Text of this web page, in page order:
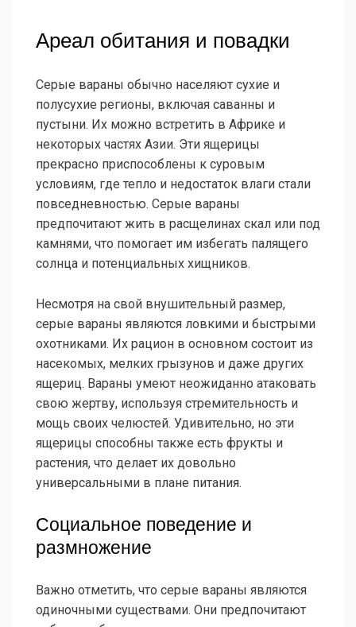
Ареал обитания и повадки
Серые вараны обычно населяют сухие и
полусухие регионы, включая саванны и
пустыни. Их можно встретить в Африке и
некоторых частях Азии. Эти ящерицы
прекрасно приспособлены к суровым
условиям, где тепло и недостаток влаги стали
повседневностью. Серые вараны
предпочитают жить в расщелинах скал или под
камнями, что помогает им избегать палящего
солнца и потенциальных хищников.
Несмотря на свой внушительный размер,
серые вараны являются ловкими и быстрыми
охотниками. Их рацион в основном состоит из
насекомых, мелких грызунов и даже других
ящериц. Вараны умеют неожиданно атаковать
свою жертву, используя стремительность и
мощь своих челюстей. Удивительно, но эти
ящерицы способны также есть фрукты и
растения, что делает их довольно
универсальными в плане питания.
Социальное поведение и
размножение
Важно отметить, что серые вараны являются
одиночными существами. Они предпочитают